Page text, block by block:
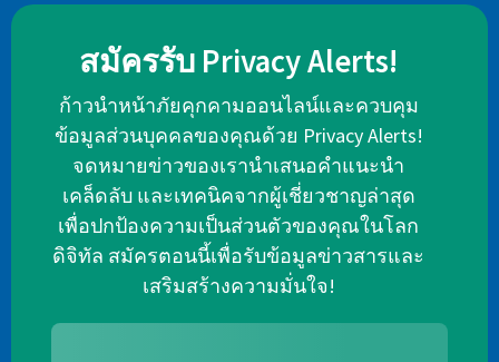
สมัครรับ Privacy Alerts!
ก้าวนำหน้าภัยคุกคามออนไลน์และควบคุม
ข้อมูลส่วนบุคคลของคุณด้วย Privacy Alerts!
จดหมายข่าวของเรานำเสนอคำแนะนำ
เคล็ดลับ และเทคนิคจากผู้เชี่ยวชาญล่าสุด
เพื่อปกป้องความเป็นส่วนตัวของคุณในโลก
ดิจิทัล สมัครตอนนี้เพื่อรับข้อมูลข่าวสารและ
เสริมสร้างความมั่นใจ!